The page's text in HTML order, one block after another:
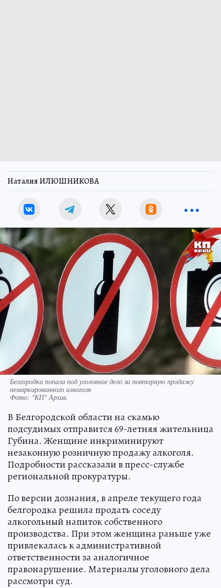
Наталия ИЛЮШНИКОВА
Белгородка попала под уголовное дело за повторную продажу
немаркированного алкоголя
Фото: "КП" Архив.
В Белгородской области на скамью
подсудимых отправится 69-летняя жительница
Губина. Женщине инкриминируют
незаконную розничную продажу алкоголя.
Подробности рассказали в пресс-службе
региональной прокуратуры.
По версии дознания, в апреле текущего года
белгородка решила продать соседу
алкогольный напиток собственного
производства. При этом женщина раньше уже
привлекалась к административной
ответственности за аналогичное
правонарушение. Материалы уголовного дела
рассмотри суд.